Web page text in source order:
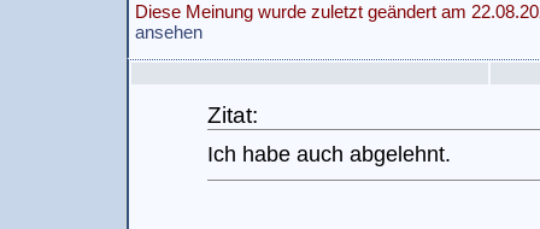
Diese Meinung wurde zuletzt geändert am
ansehen
Zitat:
Ich habe auch abgelehnt.